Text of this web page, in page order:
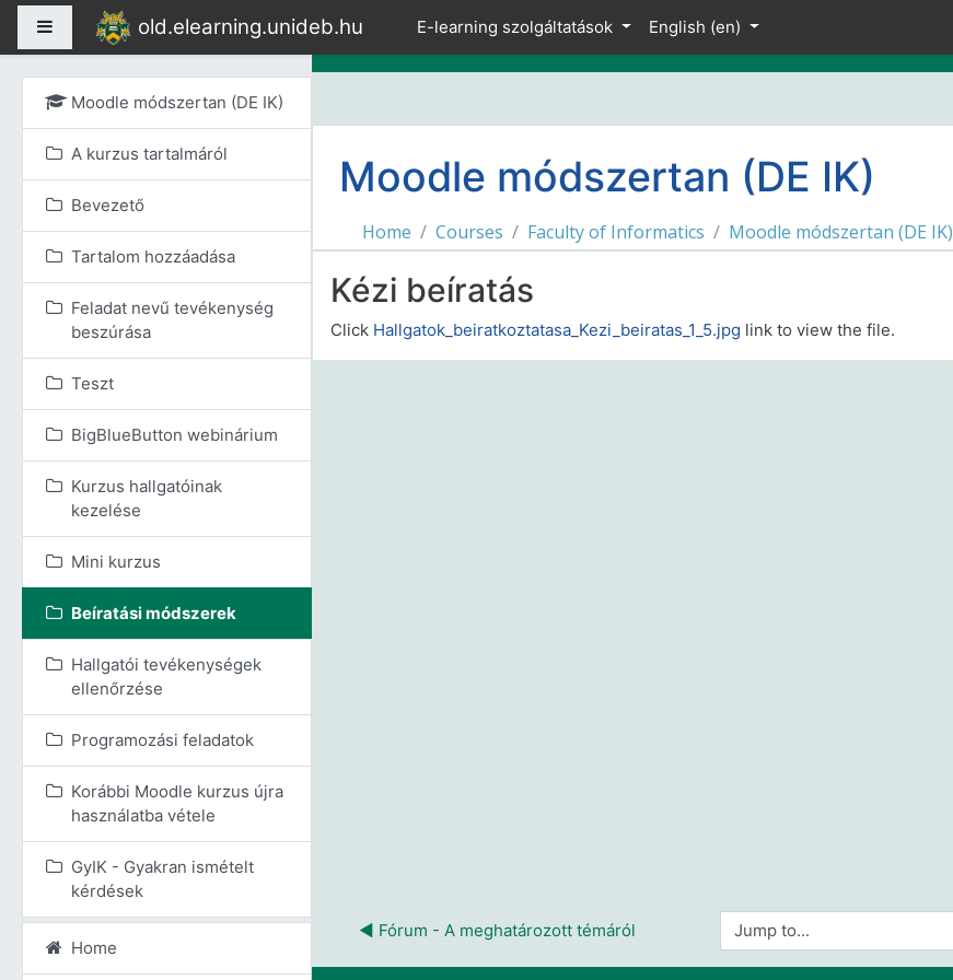
Side panel old.elearning.unideb.hu E-learning szolgáltatások English ‎(en)‎
Moodle módszertan (DE IK)
Home Courses Faculty of Informatics Moodle módszertan (DE IK)
Kézi beíratás
Click Hallgatok_beiratkoztatasa_Kezi_beiratas_1_5.jpg link to view the file.
Moodle módszertan (DE IK)
A kurzus tartalmáról
Bevezető
Tartalom hozzáadása
Feladat nevű tevékenység
beszúrása
Teszt
BigBlueButton webinárium
Kurzus hallgatóinak
kezelése
Mini kurzus
Beíratási módszerek
Hallgatói tevékenységek
ellenőrzése
Programozási feladatok
Korábbi Moodle kurzus újra
használatba vétele
GyIK - Gyakran ismételt
kérdések
Home
◀︎ Fórum - A meghatározott témáról Jump to...